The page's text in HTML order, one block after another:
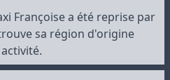
Françoise a été reprise par
sa région d'origine